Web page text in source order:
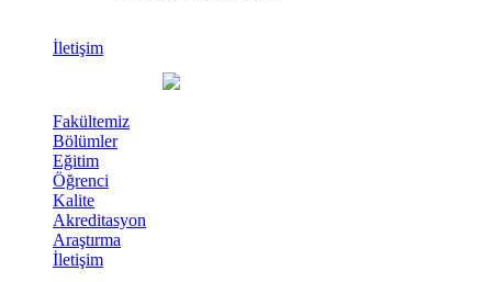
İletişim
Fakültemiz
Bölümler
Eğitim
Öğrenci
Kalite
Akreditasyon
Araştırma
İletişim